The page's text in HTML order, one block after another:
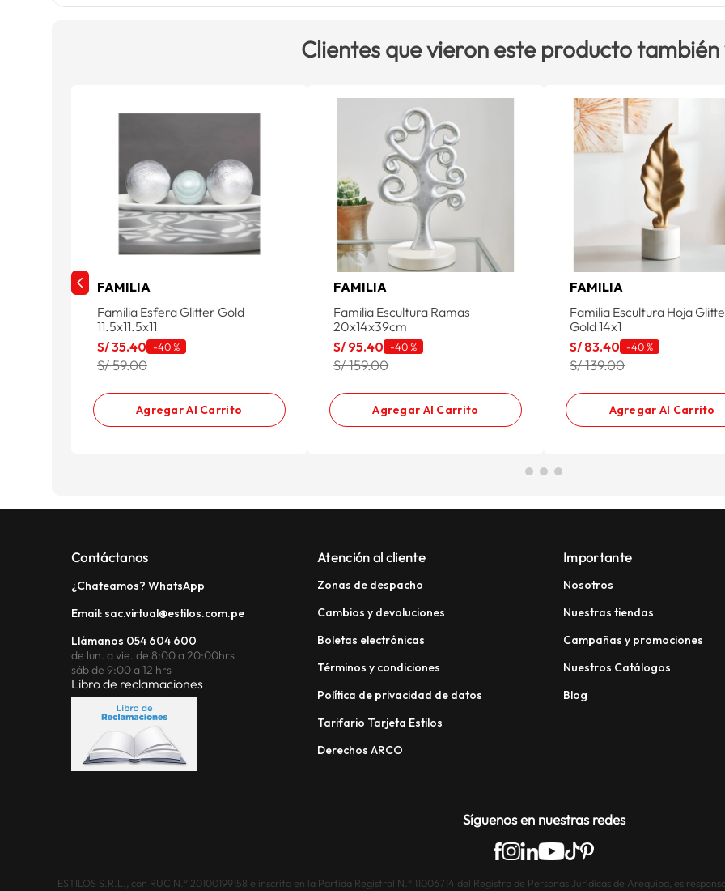
Clientes que vieron este producto
FAMILIA
Familia Esfera Glitter Gold
11.5x11.5x11
S/35.40 -40 %
S/ 59.00
Agregar Al Carrito
FAMILIA
Familia Escultura Ramas
20x14x39cm
S/ 95.40 -40 %
S/ 159.00
Agregar Al Carrito
FAMILIA
Familia Escultura Hoja
Gold 14x1
S/ 83.40 -40 %
S/ 139.00
Agregar Al Carrito
Contáctanos
¿Chateamos? WhatsApp
Email: sac.virtual@estilos.com.pe
Llámanos 054 604 600
de lun. a vie. de 8:00 a 20:00hrs
sáb de 9:00 a 12 hrs
Libro de reclamaciones
Atención al cliente
Zonas de despacho
Cambios y devoluciones
Boletas electrónicas
Términos y condiciones
Política de privacidad de datos
Tarifario Tarjeta Estilos
Derechos ARCO
Importante
Nosotros
Nuestras tiendas
Campañas y promociones
Nuestros Catálogos
Blog
Síguenos en nuestras redes
ESTILOS S.R.L., con RUC N.° 20100199158 e inscrita en la Partida Registral N.° 11006714 del Registro de Personas Jurídicas de Arequipa, es